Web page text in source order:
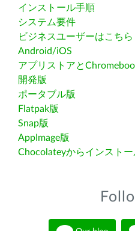
インストール手順
システム要件
ビジネスユーザーはこちら
Android/iOS
アプリストアと
開発版
ポータブル版
Flatpak版
Snap版
AppImage版
Chocolateyからインストー